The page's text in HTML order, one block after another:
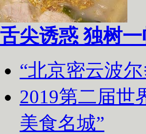
舌尖诱惑 独树
“北京密云波
2019第二届世
美食名城”